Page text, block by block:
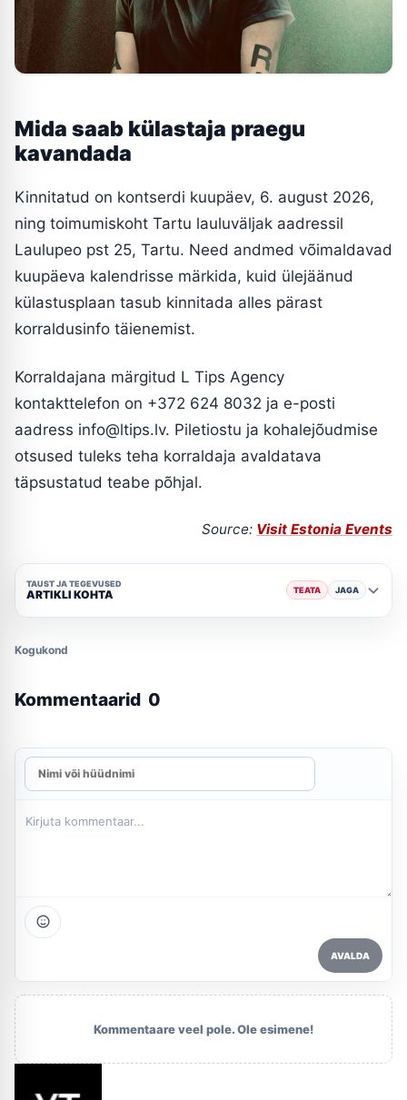
Mida saab külastaja praegu
kavandada
Kinnitatud on kontserdi kuupäev, 6. august 2026,
ning toimumiskoht Tartu lauluväljak aadressil
Laulupeo pst 25, Tartu. Need andmed võimaldavad
kuupäeva kalendrisse märkida, kuid ülejäänud
külastusplaan tasub kinnitada alles pärast
korraldusinfo täienemist.
Korraldajana märgitud L Tips Agency
kontakttelefon on +372 624 8032 ja e-posti
aadress info@ltips.lv. Piletiostu ja kohalejõudmise
otsused tuleks teha korraldaja avaldatava
täpsustatud teabe põhjal.
Source: Visit Estonia Events
TAUST JA TEGEVUSED
ARTIKLI KOHTA TEATA JAGA
Kogukond
Kommentaarid 0
AVALDA
Kommentaare veel pole. Ole esimene!